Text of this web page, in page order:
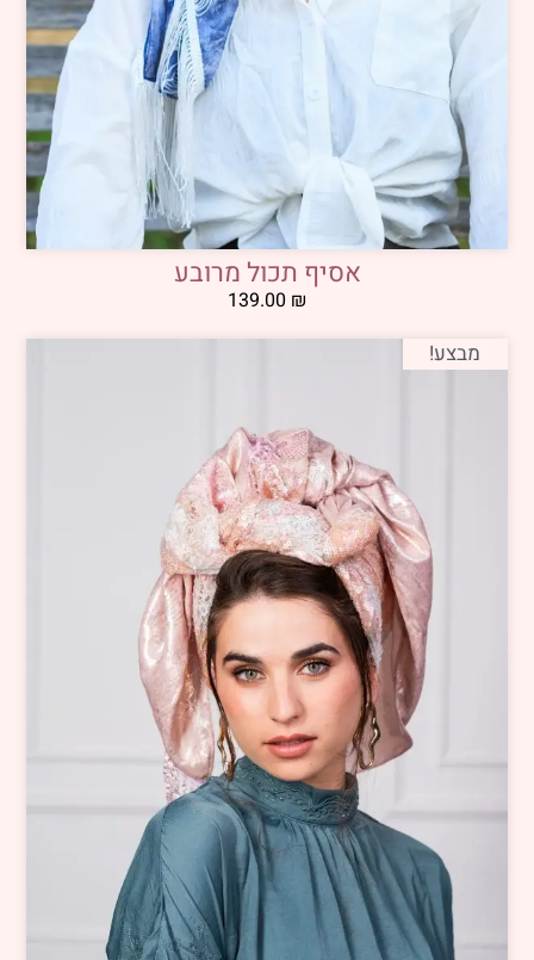
אסיף תכול מרובע
139.00 ₪
מבצע!